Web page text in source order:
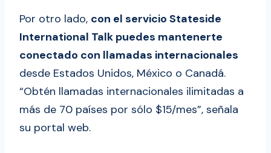
Por otro lado, con el servicio Stateside
International Talk puedes mantenerte
conectado con llamadas internacionales
desde Estados Unidos, México o Canadá.
“Obtén llamadas internacionales ilimitadas a
más de 70 países por sólo $15/mes”, señala
su portal web.